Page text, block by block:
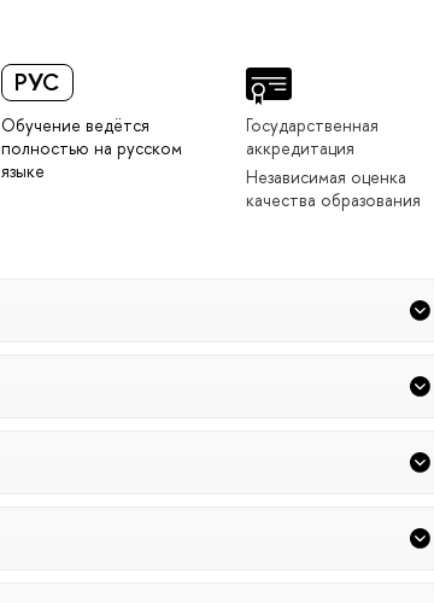
РУС
Обучение ведётся
полностью на русском
языке
Государственная
аккредитация
Независимая оценка
качества образования